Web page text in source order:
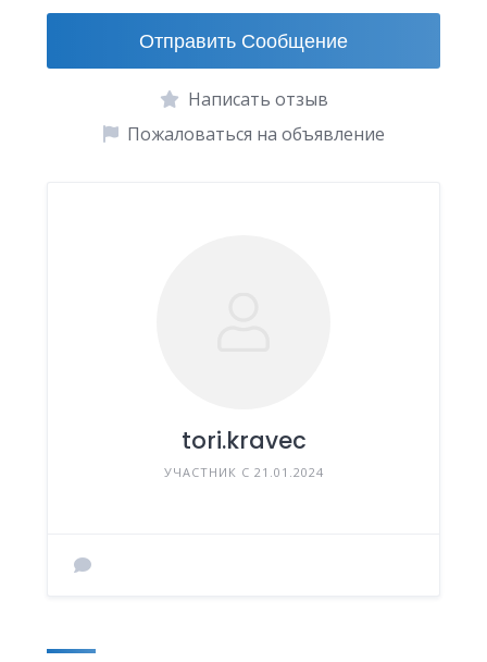
Отправить Сообщение
Написать отзыв
Пожаловаться на объявление
tori.kravec
УЧАСТНИК С 21.01.2024